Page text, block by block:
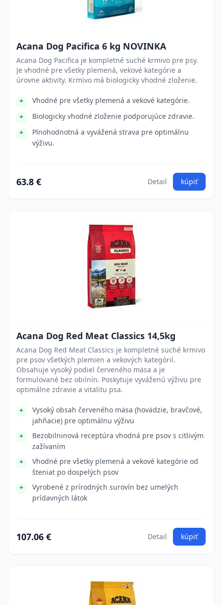
Acana Dog Pacifica 6 kg NOVINKA
Acana Dog Pacifica je kompletné suché krmivo pre psy.
Je vhodné pre všetky plemená, vekové kategórie a
úrovne aktivity. Krmivo má biologicky vhodné zloženie.
Vhodné pre všetky plemená a vekové kategórie.
Biologicky vhodné zloženie podporujúce zdravie.
Plnohodnotná a vyvážená strava pre optimálnu
výživu.
63.8 € Detail kúpiť
Acana Dog Red Meat Classics 14,5kg
Acana Dog Red Meat Classics je kompletné suché krmivo
pre psov všetkých plemien a vekových kategórií.
Obsahuje vysoký podiel červeného mäsa a je
formulované bez obilnín. Poskytuje vyváženú výživu pre
optimálne zdravie a vitalitu psa.
Vysoký obsah červeného mäsa (hovädzie, bravčové,
jahňacie) pre optimálnu výživu
Bezobilninová receptúra vhodná pre psov s citlivým
zažívaním
Vhodné pre všetky plemená a vekové kategórie od
šteniat po dospelých psov
Vyrobené z prírodných surovín bez umelých
prídavných látok
107.06 € Detail kúpiť